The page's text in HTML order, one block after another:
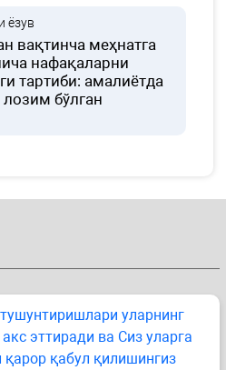
ёзув
вақтинча меҳнатга
нафақаларни
тартиби: амалиётда
бўлган
уларнинг
эттиради ва Сиз уларга
қарор қабул қилишингиз